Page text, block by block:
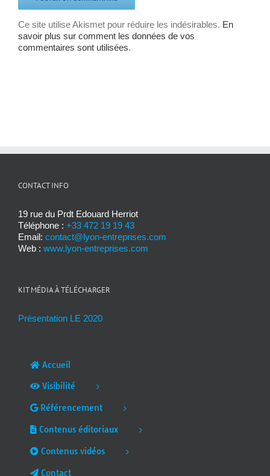
Ce site utilise Akismet pour réduire les indésirables. En
savoir plus sur comment les données de vos
commentaires sont utilisées.
CONTACT INFO
19 rue du Prdt Edouard Herriot
Téléphone : +33 472 19 19 43
Email: contact@lyon-entreprises.com
Web : www.lyon-entreprises.com
KIT MÉDIA À TÉLÉCHARGER
Présentation LE 2020
Accueil
Visibilité
Référencement
Contenus éditoriaux
Contenus vidéos
Contact